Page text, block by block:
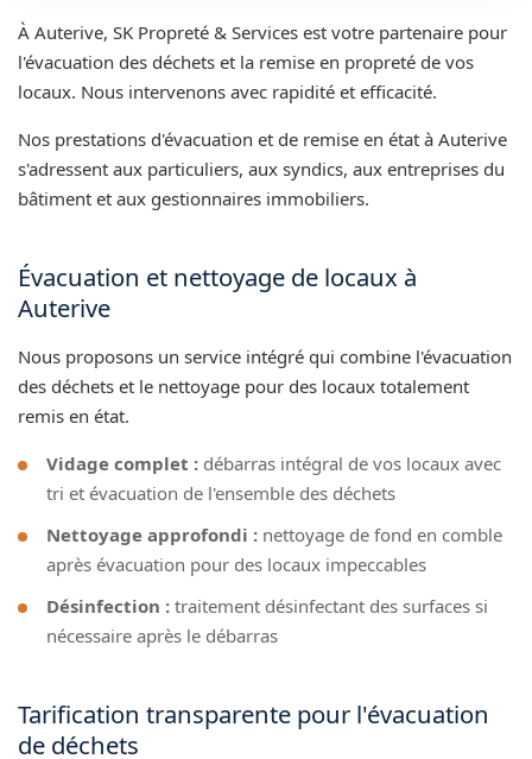
À Auterive, SK Propreté & Services est votre partenaire pour
l'évacuation des déchets et la remise en propreté de vos
locaux. Nous intervenons avec rapidité et efficacité.
Nos prestations d'évacuation et de remise en état à Auterive
s'adressent aux particuliers, aux syndics, aux entreprises du
bâtiment et aux gestionnaires immobiliers.
Évacuation et nettoyage de locaux à
Auterive
Nous proposons un service intégré qui combine l'évacuation
des déchets et le nettoyage pour des locaux totalement
remis en état.
Vidage complet : débarras intégral de vos locaux avec
tri et évacuation de l'ensemble des déchets
Nettoyage approfondi : nettoyage de fond en comble
après évacuation pour des locaux impeccables
Désinfection : traitement désinfectant des surfaces si
nécessaire après le débarras
Tarification transparente pour l'évacuation
de déchets